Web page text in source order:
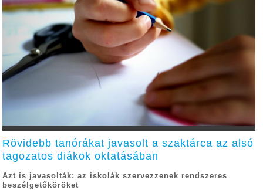
Rövidebb tanórákat javasolt a szaktárca az alsó
tagozatos diákok oktatásában
Azt is javasolták: az iskolák szervezzenek rendszeres
beszélgetőköröket